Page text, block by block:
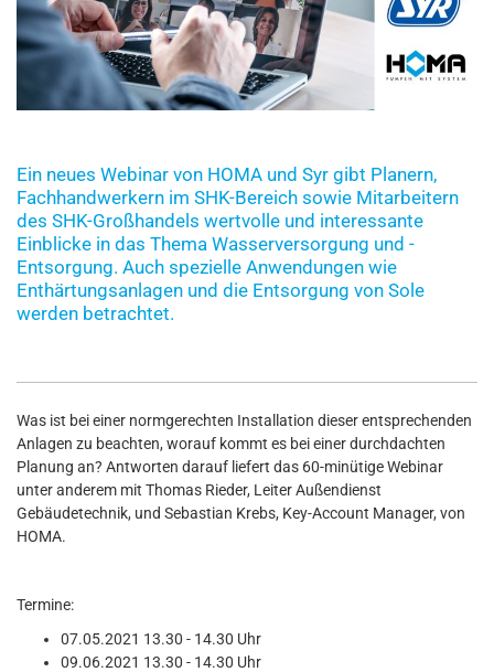
Ein neues Webinar von HOMA und Syr gibt Planern,
Fachhandwerkern im SHK-Bereich sowie Mitarbeitern
des SHK-Großhandels wertvolle und interessante
Einblicke in das Thema Wasserversorgung und -
Entsorgung. Auch spezielle Anwendungen wie
Enthärtungsanlagen und die Entsorgung von Sole
werden betrachtet.
Was ist bei einer normgerechten Installation dieser entsprechenden
Anlagen zu beachten, worauf kommt es bei einer durchdachten
Planung an? Antworten darauf liefert das 60-minütige Webinar
unter anderem mit Thomas Rieder, Leiter Außendienst
Gebäudetechnik, und Sebastian Krebs, Key-Account Manager, von
HOMA.
Termine:
07.05.2021 13.30 - 14.30 Uhr
09.06.2021 13.30 - 14.30 Uhr